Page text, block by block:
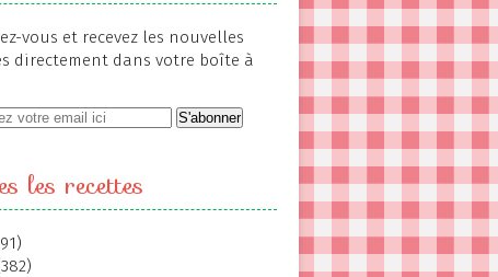
vous et recevez les nouvelles
directement dans votre boîte à
les recettes